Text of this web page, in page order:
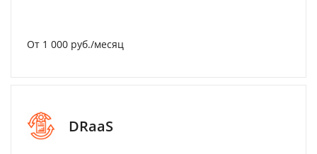
От 1 000 руб./месяц
DRaaS